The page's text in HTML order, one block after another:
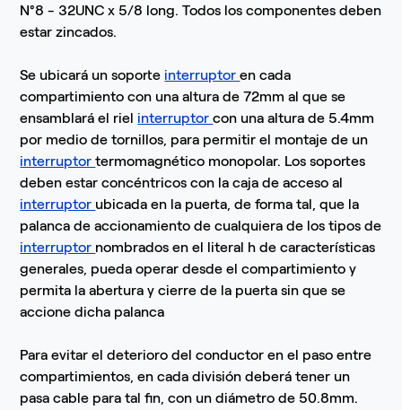
N°8 - 32UNC x 5/8 long. Todos los componentes deben
estar zincados.
Se ubicará un soporteinterruptoren cada
compartimiento con una altura de 72mm al que se
ensamblará el rielinterruptorcon una altura de 5.4mm
por medio de tornillos, para permitir el montaje de un
interruptortermomagnético monopolar. Los soportes
deben estar concéntricos con la caja de acceso al
interruptor ubicada en la puerta, de forma tal, que la
palanca de accionamiento de cualquiera de los tipos de
interruptor nombrados en el literal h de características
generales, pueda operar desde el compartimiento y
permita la abertura y cierre de la puerta sin que se
accione dicha palanca
Para evitar el deterioro del conductor en el paso entre
compartimientos, en cada división deberá tener un
pasa cable para tal fin, con un diámetro de 50.8mm.